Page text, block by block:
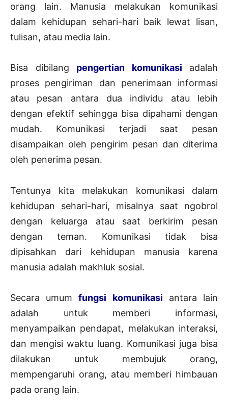
orang lain. Manusia melakukan komunikasi
dalam kehidupan sehari-hari baik lewat lisan,
tulisan, atau media lain.
Bisa dibilang pengertian komunikasi adalah
proses pengiriman dan penerimaan informasi
atau pesan antara dua individu atau lebih
dengan efektif sehingga bisa dipahami dengan
mudah. Komunikasi terjadi saat pesan
disampaikan oleh pengirim pesan dan diterima
oleh penerima pesan.
Tentunya kita melakukan komunikasi dalam
kehidupan sehari-hari, misalnya saat ngobrol
dengan keluarga atau saat berkirim pesan
dengan teman. Komunikasi tidak bisa
dipisahkan dari kehidupan manusia karena
manusia adalah makhluk sosial.
Secara umumfungsi komunikasi antara lain
adalah untuk memberi informasi,
menyampaikan pendapat, melakukan interaksi,
dan mengisi waktu luang. Komunikasi juga bisa
dilakukan untuk membujuk orang,
mempengaruhi orang, atau memberi himbauan
pada orang lain.